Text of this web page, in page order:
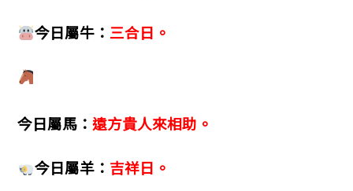
今日屬牛： 三合日。
今日屬馬：遠方貴人來相助。
今日屬羊： 吉祥日。